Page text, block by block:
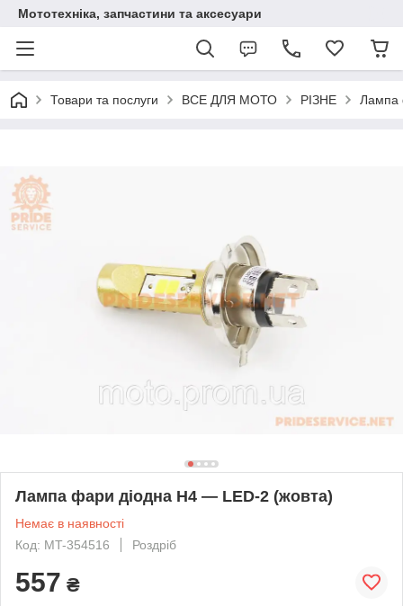
Мототехніка, запчастини та аксесуари
Товари та послуги ВСЕ ДЛЯ МОТО РІЗНЕ Лампа
Лампа фари діодна H4 — LED-2 (жовта)
Немає в наявності
Код: MT-354516
Роздріб
557 ₴